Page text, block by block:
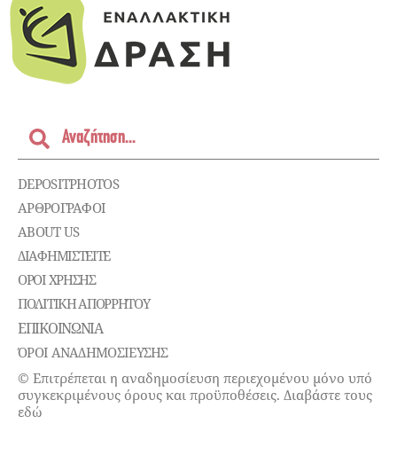
DEPOSITPHOTOS
ΑΡΘΡΟΓΡΑΦΟΙ
ABOUT US
ΔΙΑΦΗΜΙΣΤΕΊΤΕ
ΌΡΟΙ ΧΡΉΣΗΣ
ΠΟΛΙΤΙΚΉ ΑΠΟΡΡΉΤΟΥ
ΕΠΙΚΟΙΝΩΝΊΑ
ΌΡΟΙ ΑΝΑΔΗΜΟΣΙΕΥΣΗΣ
© Επιτρέπεται η αναδημοσίευση περιεχομένου μόνο υπό
συγκεκριμένους όρους και προϋποθέσεις. Διαβάστε τους
εδώ